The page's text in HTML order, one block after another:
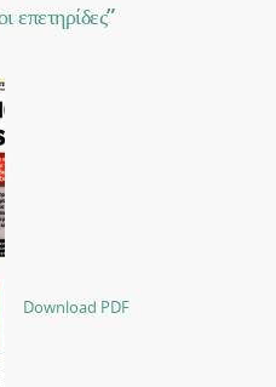
επετηρίδες”
Download PDF